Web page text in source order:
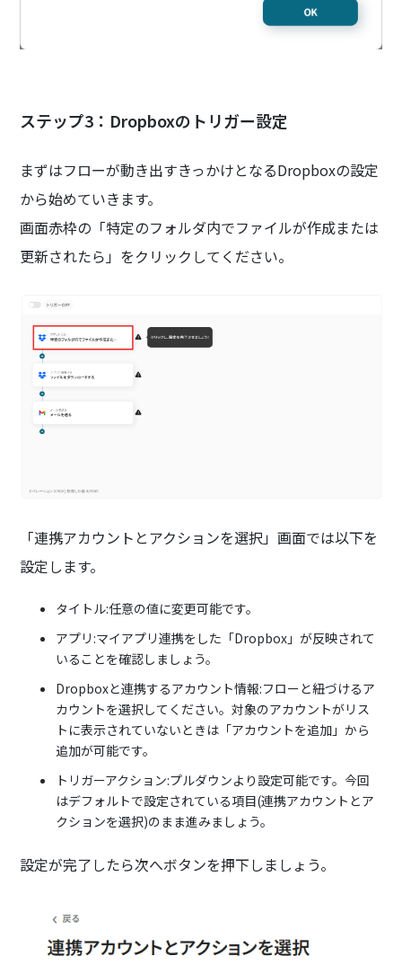
ステップ3：Dropboxのトリガー設定
まずはフローが動き出すきっかけとなるDropboxの設定
から始めていきます。
画面赤枠の「特定のフォルダ内でファイルが作成または
更新されたら」をクリックしてください。
「連携アカウントとアクションを選択」画面では以下を
設定します。
タイトル:任意の値に変更可能です。
アプリ:マイアプリ連携をした「Dropbox」が反映されて
いることを確認しましょう。
Dropboxと連携するアカウント情報:フローと紐づけるア
カウントを選択してください。対象のアカウントがリス
トに表示されていないときは「アカウントを追加」から
追加が可能です。
トリガーアクション:プルダウンより設定可能です。今回
はデフォルトで設定されている項目(連携アカウントとア
クションを選択)のまま進みましょう。
設定が完了したら次へボタンを押下しましょう。